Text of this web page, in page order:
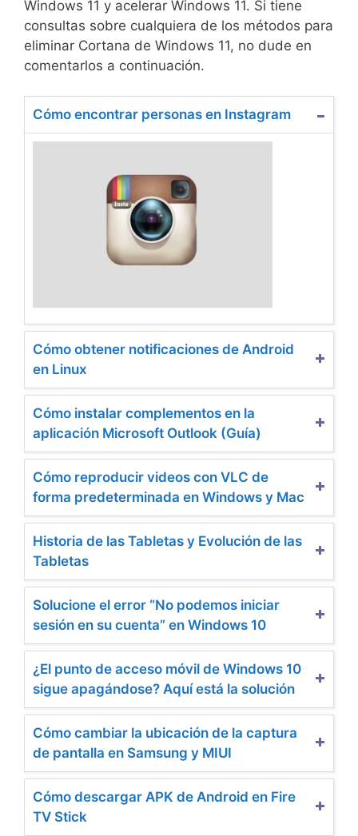
Windows 11 y acelerar Windows 11. Si tiene
consultas sobre cualquiera de los métodos para
eliminar Cortana de Windows 11, no dude en
comentarlos a continuación.
Cómo encontrar personas en Instagram
Cómo obtener notificaciones de Android
en Linux
Cómo instalar complementos en la
aplicación Microsoft Outlook (Guía)
Cómo reproducir videos con VLC de
forma predeterminada en Windows y Mac
Historia de las Tabletas y Evolución de las
Tabletas
Solucione el error “No podemos iniciar
sesión en su cuenta” en Windows 10
¿El punto de acceso móvil de Windows 10
sigue apagándose? Aquí está la solución
Cómo cambiar la ubicación de la captura
de pantalla en Samsung y MIUI
Cómo descargar APK de Android en Fire
TV Stick